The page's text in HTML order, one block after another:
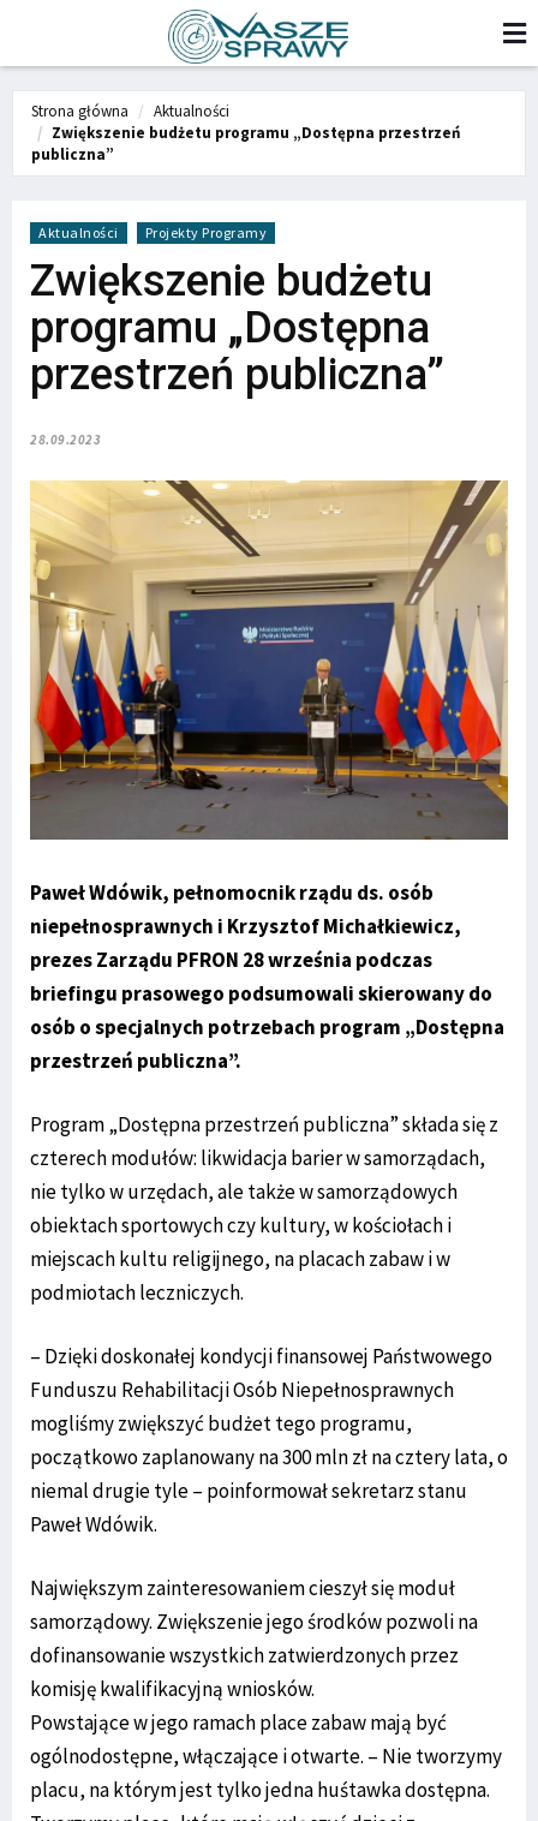
Strona główna
Aktualności
Zwiększenie budżetu programu „Dostępna przestrzeń
publiczna”
Aktualności Projekty Programy
Zwiększenie budżetu
programu „Dostępna
przestrzeń publiczna”
28.09.2023
Paweł Wdówik, pełnomocnik rządu ds. osób
niepełnosprawnych i Krzysztof Michałkiewicz,
prezes Zarządu PFRON 28 września podczas
briefingu prasowego podsumowali skierowany do
osób o specjalnych potrzebach program „Dostępna
przestrzeń publiczna”.
Program „Dostępna przestrzeń publiczna” składa się z
czterech modułów: likwidacja barier w samorządach,
nie tylko w urzędach, ale także w samorządowych
obiektach sportowych czy kultury, w kościołach i
miejscach kultu religijnego, na placach zabaw i w
podmiotach leczniczych.
– Dzięki doskonałej kondycji finansowej Państwowego
Funduszu Rehabilitacji Osób Niepełnosprawnych
mogliśmy zwiększyć budżet tego programu,
początkowo zaplanowany na 300 mln zł na cztery lata, o
niemal drugie tyle – poinformował sekretarz stanu
Paweł Wdówik.
Największym zainteresowaniem cieszył się moduł
samorządowy. Zwiększenie jego środków pozwoli na
dofinansowanie wszystkich zatwierdzonych przez
komisję kwalifikacyjną wniosków.
Powstające w jego ramach place zabaw mają być
ogólnodostępne, włączające i otwarte. – Nie tworzymy
placu, na którym jest tylko jedna huśtawka dostępna.